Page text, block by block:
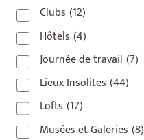
Clubs (12)
Hôtels (4)
Journée de travail (7)
Lieux Insolites (44)
Lofts (17)
Musées et Galeries (8)